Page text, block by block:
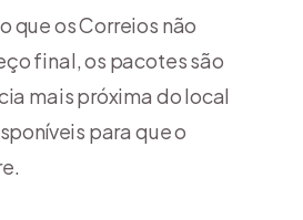
que os Correios não
final, os pacotes são
mais próxima do local
para que o